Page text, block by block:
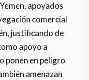
apoyados
comercial
justificando de
apoyo a
ponen en peligro
amenazan